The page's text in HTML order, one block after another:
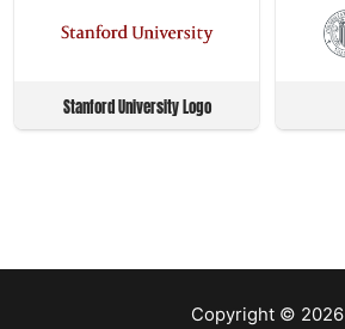
Stanford University Logo
Copyright © 2026